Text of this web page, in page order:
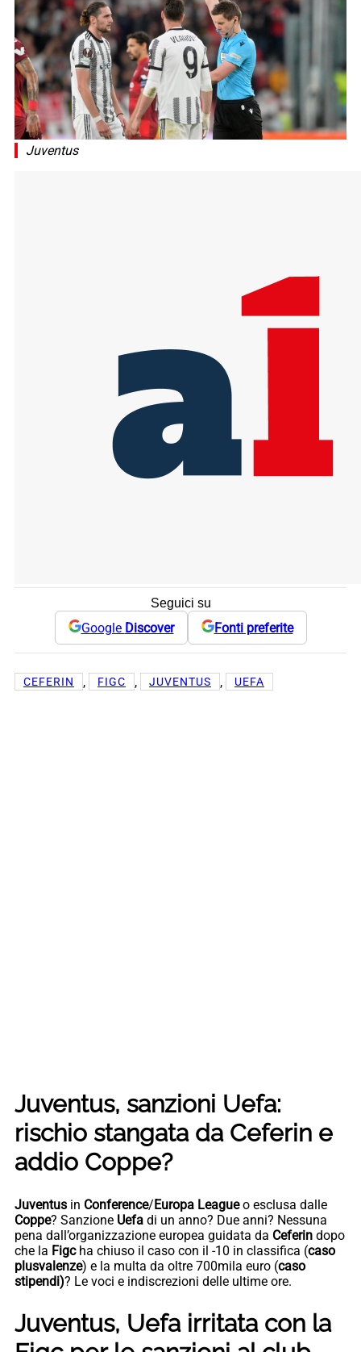
Juventus
Seguici su
Google Discover Fonti preferite
CEFERIN , FIGC , JUVENTUS , UEFA
Juventus, sanzioni Uefa:
rischio stangata da Ceferin e
addio Coppe?
Juventus in Conference/Europa Leagueo esclusa dalle
Coppe? Sanzione Uefa di un anno? Due anni? Nessuna
pena dall’organizzazione europea guidata da Ceferin dopo
che la Figc ha chiuso il caso con il -10 in classifica (caso
plusvalenze) e la multa da oltre 700mila euro (caso
stipendi)? Le voci e indiscrezioni delle ultime ore.
Juventus, Uefa irritata con la